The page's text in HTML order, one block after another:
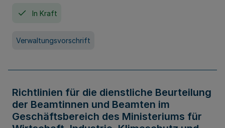
In Kraft
Verwaltungsvorschrift
Richtlinien für die dienstliche Beurteilung
der Beamtinnen und Beamten im
Geschäftsbereich des Ministeriums für